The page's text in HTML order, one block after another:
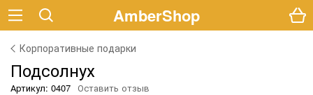
Корпоративные подарки
Подсолнух
Артикул: 0407 Оставить отзыв
AmberShop